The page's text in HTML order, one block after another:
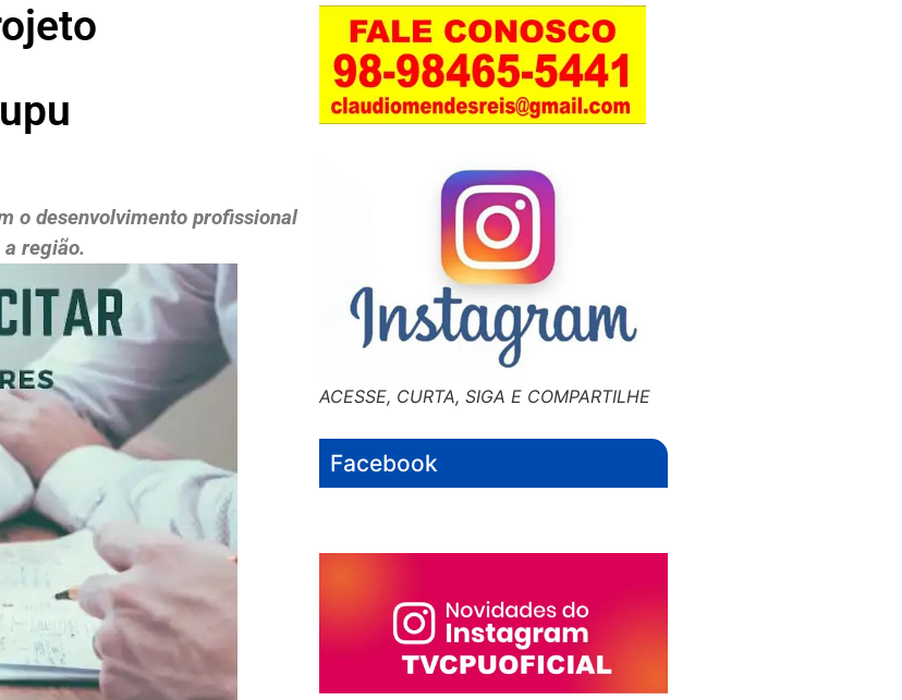
o desenvolvimento profissional
região.
ACESSE, CURTA, SIGA E COMPARTILHE
Facebook